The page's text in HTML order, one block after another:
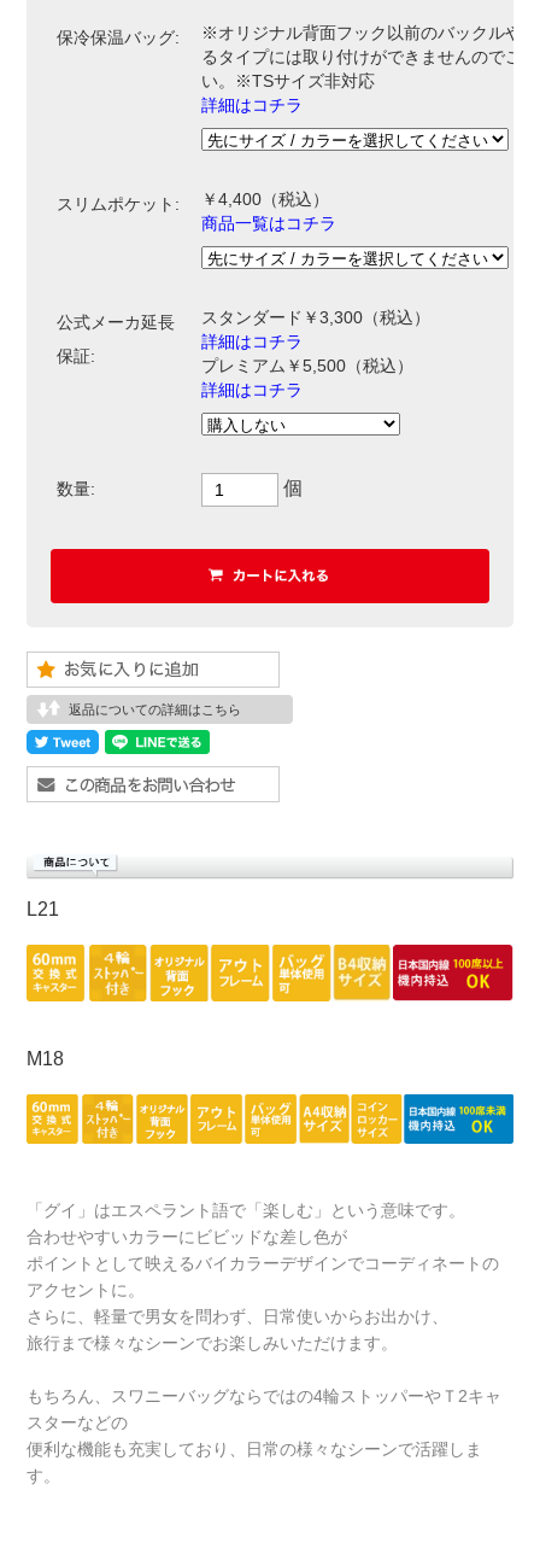
保冷保温バッグ:
※オリジナル背面フック以前のバックルや
るタイプには取り付けができませんのでご
い。※TSサイズ非対応
詳細はコチラ
スリムポケット: ￥4,400 （税込）
商品一覧はコチラ
公式メーカ延長
保証:
スタンダード￥3,300（税込）
詳細はコチラ
プレミアム￥5,500（税込）
詳細はコチラ
数量: 個
返品についての詳細はこちら
L21
M18
「グイ」はエスペラント語で「楽しむ」という意味です。
合わせやすいカラーにビビッドな差し色が
ポイントとして映えるバイカラーデザインでコーディネートの
アクセントに。
さらに、軽量で男女を問わず、日常使いからお出かけ、
旅行まで様々なシーンでお楽しみいただけます。
もちろん、スワニーバッグならではの4輪ストッパーやＴ2キャ
スターなどの
便利な機能も充実しており、日常の様々なシーンで活躍しま
す。